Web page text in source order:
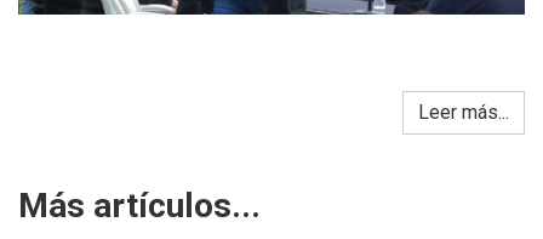
Leer más...
Más artículos...